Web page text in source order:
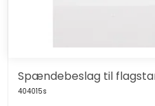
Spændebeslag til
404015s